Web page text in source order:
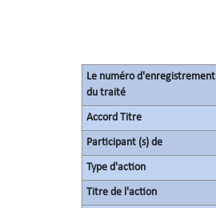
Le numéro d'enregistrement
du traité
Accord Titre
Participant (s) de
Type d'action
Titre de l'action